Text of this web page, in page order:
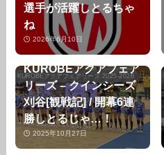
選手が活躍しとるちゃ
ね
2026年6月10日
KUROBEアクアフェアリーズ 2025-2026
【第3節GAME2】
KUROBEアクアフェア
リーズ – クインシーズ
刈谷[観戦記] / 開幕6連
勝しとるじゃ…！
2025年10月27日
【第1節/GAME2】